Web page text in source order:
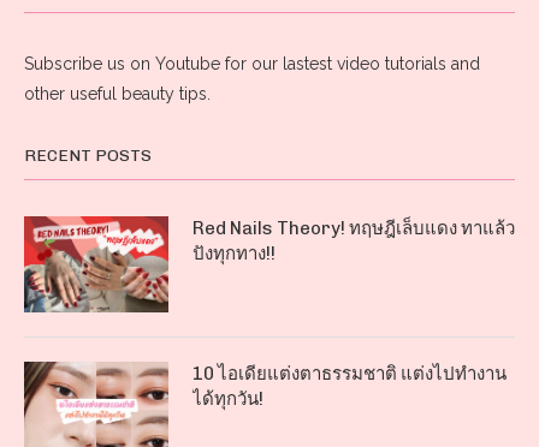
Subscribe us on Youtube for our lastest video tutorials and
other useful beauty tips.
RECENT POSTS
Red Nails Theory! ทฤษฎีเล็บแดง ทาแล้ว
ปังทุกทาง!!
10 ไอเดียแต่งตาธรรมชาติ แต่งไปทำงาน
ได้ทุกวัน!